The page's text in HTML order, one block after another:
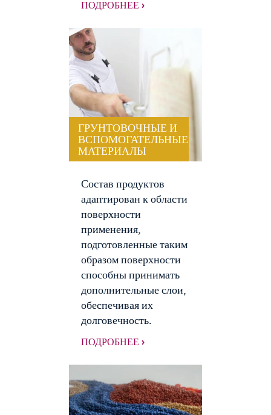
ПОДРОБНЕЕ ›
ГРУНТОВОЧНЫЕ И
ВСПОМОГАТЕЛЬНЫЕ
МАТЕРИАЛЫ
Состав продуктов
адаптирован к области
поверхности
применения,
подготовленные таким
образом поверхности
способны принимать
дополнительные слои,
обеспечивая их
долговечность.
ПОДРОБНЕЕ ›